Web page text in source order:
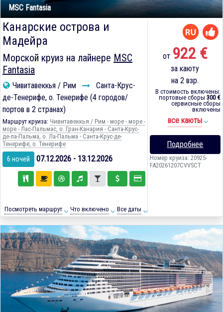
MSC Fantasia
Канарские острова и
Мадейра
Морской круиз на лайнере MSC
Fantasia
Чивитавеккья / Рим
Санта-Крус-
де-Тенерифе, о. Тенерифе (4 городов/
портов в 2 странах)
Маршрут круиза: Чивитавеккья / Рим - море - море -
море - Лас-Пальмас, о. Гран-Канария - Санта-Крус-
де-ла-Пальма, о. Ла-Пальма - Санта-Крус-де-
Тенерифе, о. Тенерифе
6 ночей 07.12.2026 - 13.12.2026
Посмотреть маршрут Что включено Все даты
от 922 €
за каюту
на 2 взр.
В стоимость включены:
портовые сборы 300 €
сервисные сборы
включены
все каюты
Подробнее
Номер круиза: 20925-
FA20261207CVVSCT